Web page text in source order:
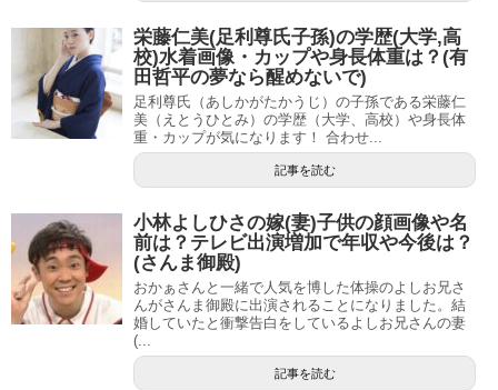
栄藤仁美(足利尊氏子孫)の学歴(大学,高
校)水着画像・カップや身長体重は？(有
田哲平の夢なら醒めないで)
足利尊氏（あしかがたかうじ）の子孫である栄藤仁
美（えとうひとみ）の学歴（大学、高校）や身長体
重・カップが気になります！ 合わせ...
記事を読む
小林よしひさの嫁(妻)子供の顔画像や名
前は？テレビ出演増加で年収や今後は？
(さんま御殿)
おかぁさんと一緒で人気を博した体操のよしお兄さ
んがさんま御殿に出演されることになりました。結
婚していたと衝撃告白をしているよしお兄さんの妻
(...
記事を読む